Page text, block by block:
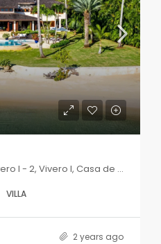
Casa de Campo, Calle Vivero I - 2, Vivero I, Casa de Campo, La Romana, 22000, República Dominicana
VILLA
2 years ago